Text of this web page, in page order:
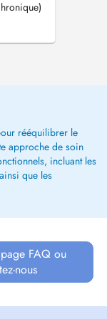
rééquilibrer le
approche de soin
incluant les
que les
FAQ ou
nous